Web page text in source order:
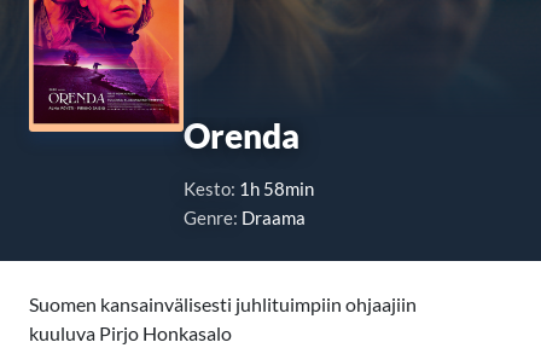
Orenda
Kesto: 1h 58min
Genre: Draama
Suomen kansainvälisesti juhlituimpiin ohjaajiin
kuuluva Pirjo Honkasalo